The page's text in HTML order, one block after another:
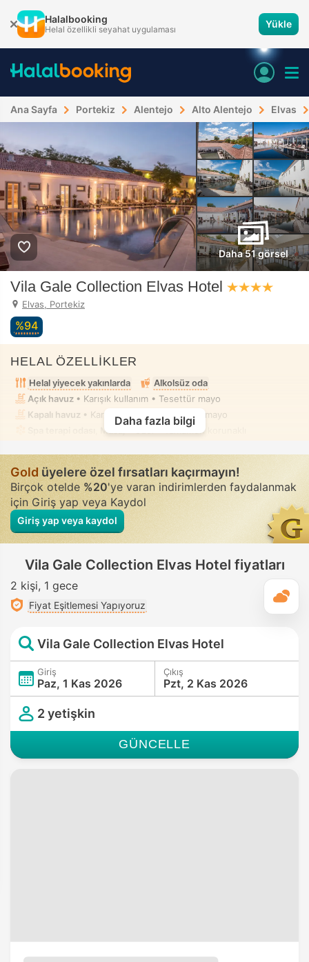
Halalbooking
Helal özellikli seyahat uygulaması Yükle
Ana Sayfa Portekiz Alentejo Alto Alentejo Elvas
Daha 51 görsel
Vila Gale Collection Elvas Hotel
Elvas, Portekiz
%94
HELAL ÖZELLİKLER
Helal yiyecek yakınlarda
Alkolsüz oda
Açık havuz • Karışık kullanım • Tesettür mayo
Kapalı havuz • Karışık kullanım • Tesettür mayo
Spa terapi odası, Masaj
• Özel • Tamamen korunaklı
Daha fazla bilgi
Goldüyelere özel fırsatları kaçırmayın!
Birçok otelde%20'ye varan indirimlerden faydalanmak
için Giriş yap veya Kaydol
Giriş yap veya kaydol
Vila Gale Collection Elvas Hotel fiyatları
2 kişi 1 gece
Fiyat Eşitlemesi Yapıyoruz
Vila Gale Collection Elvas Hotel
Giriş
Paz, 1 Kas 2026
Çıkış
Pzt, 2 Kas 2026
2 yetişkin
GÜNCELLE